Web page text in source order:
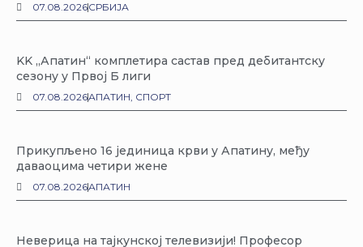
07.08.2026СРБИЈА
KK „Апатин“ комплетира састав пред дебитантску
сезону у Првој Б лиги
07.08.2026АПАТИН, СПОРТ
Прикупљено 16 јединица крви у Апатину, међу
даваоцима четири жене
07.08.2026АПАТИН
Неверица на тајкунској телевизији! Професор